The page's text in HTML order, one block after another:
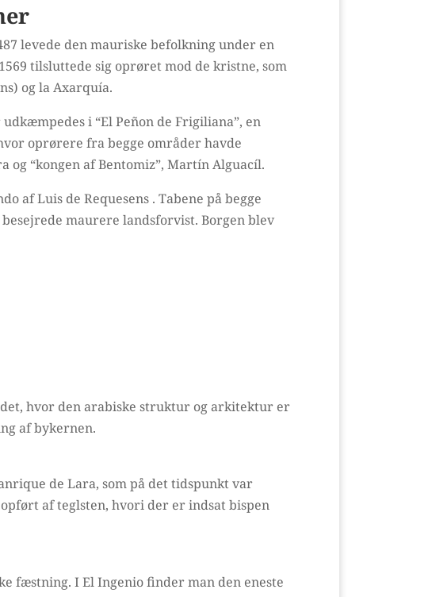
levede den mauriske befolkning under en
tilsluttede sig oprøret mod de kristne, som
og la Axarquía.
i “El Peñon de Frigiliana”, en
oprørere fra begge områder havde
og “kongen af Bentomiz”, Martín Alguacíl.
af Luis de Requesens . Tabene på begge
maurere landsforvist. Borgen blev
hvor den arabiske struktur og arkitektur er
af bykernen.
de Lara, som på det tidspunkt var
af teglsten, hvori der er indsat bispen
fæstning. I El Ingenio finder man den eneste